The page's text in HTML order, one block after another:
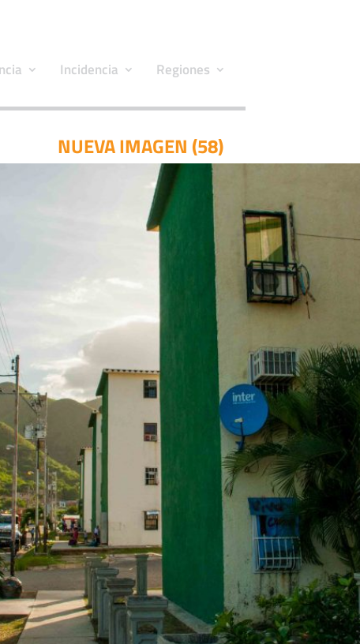
Incidencia Regiones
NUEVA IMAGEN (58)